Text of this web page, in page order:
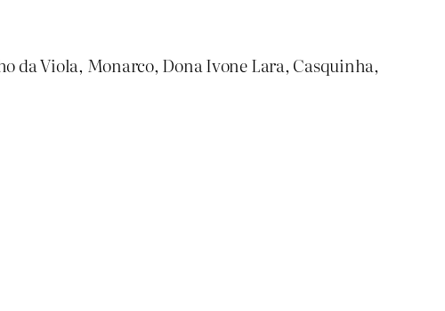
da Viola, Monarco, Dona Ivone Lara, Casquinha,